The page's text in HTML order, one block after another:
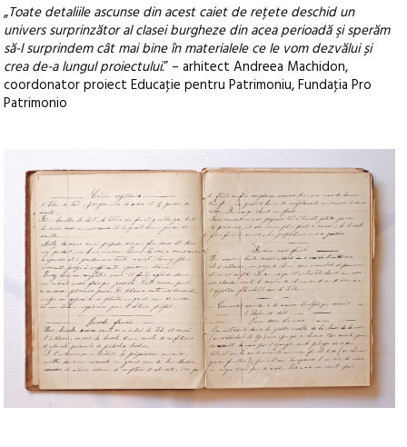
„Toate detaliile ascunse din acest caiet de rețete deschid un
univers surprinzător al clasei burgheze din acea perioadă şi sperăm
să-l surprindem cât mai bine în materialele ce le vom dezvălui și
crea de-a lungul proiectului.” – arhitect Andreea Machidon,
coordonator proiect Educaţie pentru Patrimoniu, Fundaţia Pro
Patrimonio